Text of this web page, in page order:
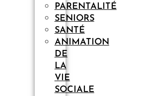
PARENTALITÉ
SENIORS
SANTÉ
ANIMATION
DE
LA
VIE
SOCIALE